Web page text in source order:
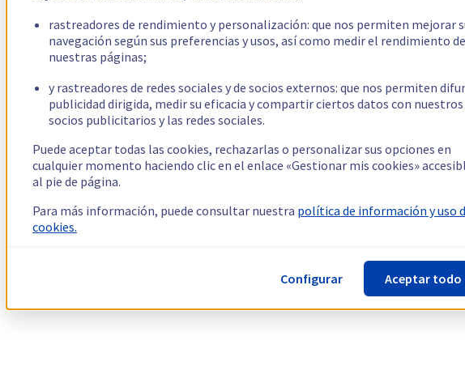
rastreadores de rendimiento y personalización: que nos permiten mejorar
navegación según sus preferencias y usos, así como medir el rendimiento de
nuestras páginas;
y rastreadores de redes sociales y de socios externos: que nos permiten
publicidad dirigida, medir su eficacia y compartir ciertos datos con nuestros
socios publicitarios y las redes sociales.
Puede aceptar todas las cookies, rechazarlas o personalizar sus opciones en
cualquier momento haciendo clic en el enlace «Gestionar mis cookies»
al pie de página.
Para más información, puede consultar nuestra política de información y uso
cookies.
Configurar Aceptar todo